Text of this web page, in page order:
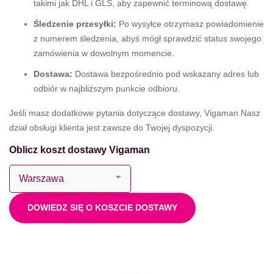
takimi jak DHL i GLS, aby zapewnić terminową dostawę.
Śledzenie przesyłki: Po wysyłce otrzymasz powiadomienie
z numerem śledzenia, abyś mógł sprawdzić status swojego
zamówienia w dowolnym momencie.
Dostawa: Dostawa bezpośrednio pod wskazany adres lub
odbiór w najbliższym punkcie odbioru.
Jeśli masz dodatkowe pytania dotyczące dostawy, Vigaman Nasz
dział obsługi klienta jest zawsze do Twojej dyspozycji.
Oblicz koszt dostawy Vigaman
DOWIEDZ SIĘ O KOSZCIE DOSTAWY